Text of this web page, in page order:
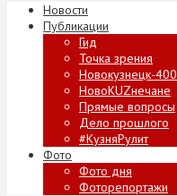
Новости
Публикации
Гид
Точка зрения
Новокузнецк-400
НовоKUZнечане
Прямые вопросы
Дело прошлого
#КузняРулит
Фото
Фото дня
Фоторепортажи